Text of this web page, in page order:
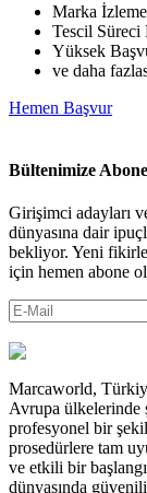
Marka
Tescil Süreci
Yüksek
ve daha
Hemen Başvur
Bültenimize
Girişimci adayları
dünyasına dair
bekliyor. Yeni
için hemen abone
Marcaworld,
Avrupa ülkelerinde
profesyonel bir
prosedürlere tam
ve etkili bir
dünyasında